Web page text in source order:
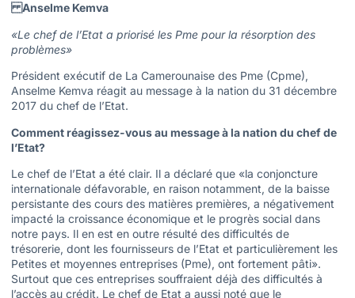
Anselme Kemva
«Le chef de l’Etat a priorisé les Pme pour la résorption des
problèmes»
Président exécutif de La Camerounaise des Pme (Cpme),
Anselme Kemva réagit au message à la nation du 31 décembre
2017 du chef de l’Etat.
Comment réagissez-vous au message à la nation du chef de
l’Etat?
Le chef de l’Etat a été clair. Il a déclaré que «la conjoncture
internationale défavorable, en raison notamment, de la baisse
persistante des cours des matières premières, a négativement
impacté la croissance économique et le progrès social dans
notre pays. Il en est en outre résulté des difficultés de
trésorerie, dont les fournisseurs de l’Etat et particulièrement les
Petites et moyennes entreprises (Pme), ont fortement pâti».
Surtout que ces entreprises souffraient déjà des difficultés à
l’accès au crédit. Le chef de Etat a aussi noté que le